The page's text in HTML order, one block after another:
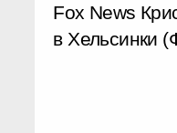
Fox News
в Хельсинки